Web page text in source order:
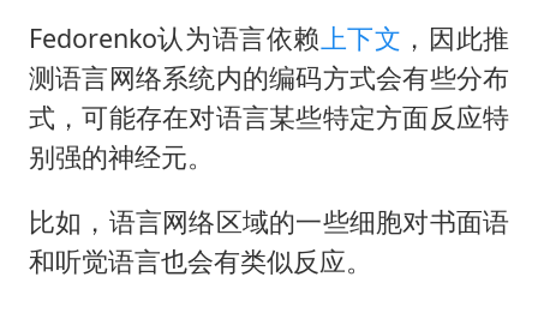
Fedorenko认为语言依赖 上下文 ，因此推
测语言网络系统内的编码方式会有些分布
式，可能存在对语言某些特定方面反应特
别强的神经元。
比如，语言网络区域的一些细胞对书面语
和听觉语言也会有类似反应。